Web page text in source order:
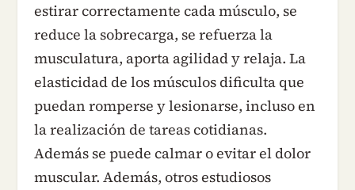
estirar correctamente cada músculo, se
reduce la sobrecarga, se refuerza la
musculatura, aporta agilidad y relaja. La
elasticidad de los músculos dificulta que
puedan romperse y lesionarse, incluso en
la realización de tareas cotidianas.
Además se puede calmar o evitar el dolor
muscular. Además, otros estudiosos